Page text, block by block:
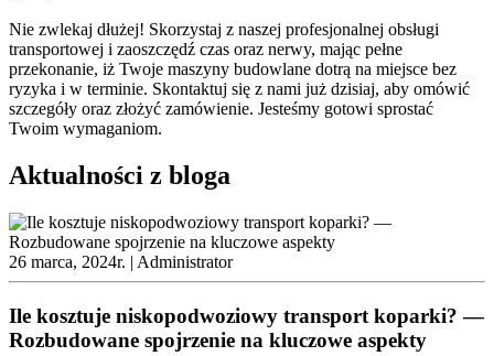
Nie zwlekaj dłużej! Skorzystaj z naszej profesjonalnej obsługi
transportowej i zaoszczędź czas oraz nerwy, mając pełne
przekonanie, iż Twoje maszyny budowlane dotrą na miejsce bez
ryzyka i w terminie. Skontaktuj się z nami już dzisiaj, aby omówić
szczegóły oraz złożyć zamówienie. Jesteśmy gotowi sprostać
Twoim wymaganiom.
Aktualności z bloga
26 marca, 2024r. | Administrator
Ile kosztuje niskopodwoziowy transport koparki? —
Rozbudowane spojrzenie na kluczowe aspekty